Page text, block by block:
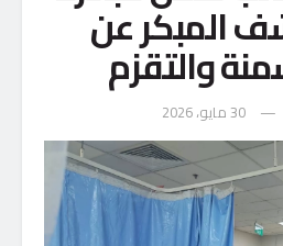
المبكر عن
والتقزم
30 مايو، 2026